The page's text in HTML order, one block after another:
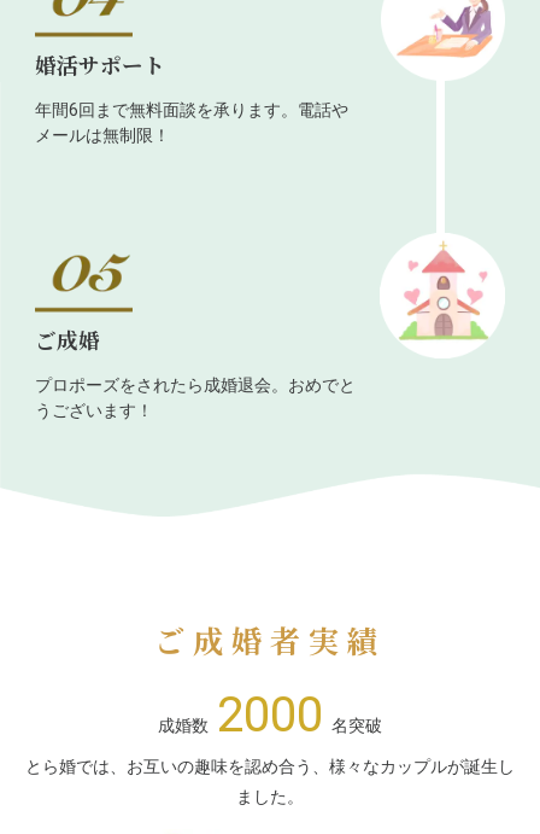
婚活サポート
年間6回まで無料面談を承ります。電話や
メールは無制限！
ご成婚
プロポーズをされたら成婚退会。おめでと
うございます！
ご成婚者実績
成婚数 2000 名突破
とら婚では、お互いの趣味を認め合う、様々なカップルが誕生し
ました。